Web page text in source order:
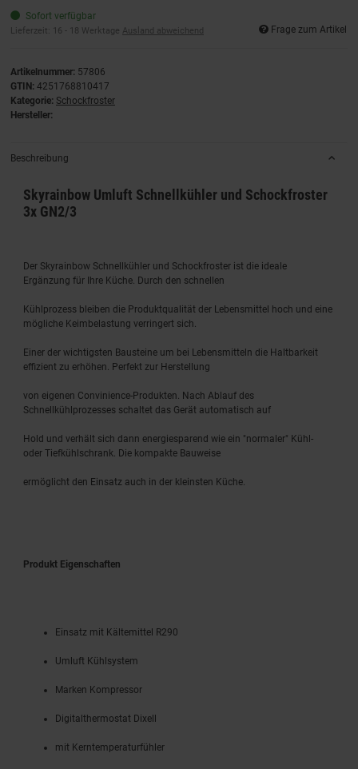
Sofort verfügbar
Lieferzeit: 16 - 18 Werktage Ausland abweichend Frage zum Artikel
Artikelnummer: 57806
GTIN: 4251768810417
Kategorie: Schockfroster
Hersteller:
Beschreibung
Skyrainbow Umluft Schnellkühler und Schockfroster
3x GN2/3
Der Skyrainbow Schnellkühler und Schockfroster ist die ideale
Ergänzung für Ihre Küche. Durch den schnellen
Kühlprozess bleiben die Produktqualität der Lebensmittel hoch und eine
mögliche Keimbelastung verringert sich.
Einer der wichtigsten Bausteine um bei Lebensmitteln die Haltbarkeit
effizient zu erhöhen. Perfekt zur Herstellung
von eigenen Convinience-Produkten. Nach Ablauf des
Schnellkühlprozesses schaltet das Gerät automatisch auf
Hold und verhält sich dann energiesparend wie ein "normaler" Kühl-
oder Tiefkühlschrank. Die kompakte Bauweise
ermöglicht den Einsatz auch in der kleinsten Küche.
Produkt Eigenschaften
Einsatz mit Kältemittel R290
Umluft Kühlsystem
Marken Kompressor
Digitalthermostat Dixell
mit Kerntemperaturfühler